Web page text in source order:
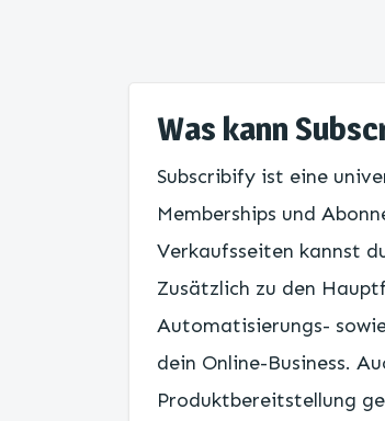
Was kann
Subscribify ist eine
Memberships und
Verkaufsseiten kannst
Zusätzlich zu den
Automatisierungs-
dein Online-Business.
Produktbereitstellung